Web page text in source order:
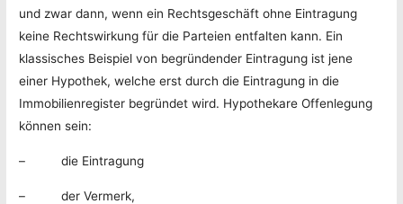
und zwar dann, wenn ein Rechtsgeschäft ohne Eintragung
keine Rechtswirkung für die Parteien entfalten kann. Ein
klassisches Beispiel von begründender Eintragung ist jene
einer Hypothek, welche erst durch die Eintragung in die
Immobilienregister begründet wird. Hypothekare Offenlegung
können sein:
– die Eintragung
– der Vermerk,